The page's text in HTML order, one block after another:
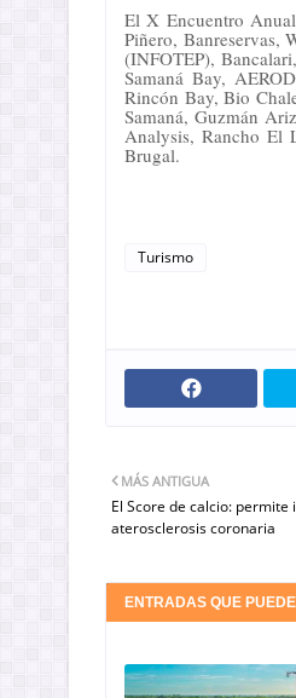
El X Encuentro
Piñero, Banreservas,
(INFOTEP),
Samaná Bay,
Rincón Bay, Bio
Samaná, Guzmán
Analysis, Rancho El
Brugal.
Turismo
MÁS ANTIGUA
El Score de calcio:
aterosclerosis coronaria
ENTRADAS QUE